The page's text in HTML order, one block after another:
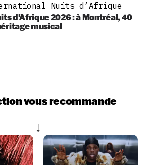
Nuits d’Afrique
d'Afrique 2026 : à Montréal, 40
musical
vous recommande